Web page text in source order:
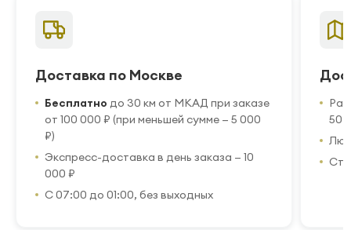
Доставка по Москве
Бесплатно до 30 км от МКАД при заказе
от 100 000 ₽ (при меньшей сумме — 5 000
₽)
Экспресс-доставка в день заказа — 10
000 ₽
С 07:00 до 01:00, без выходных
50